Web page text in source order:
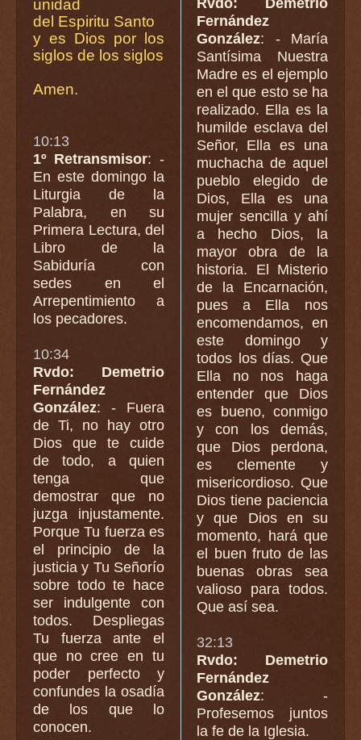
unidad
del Espiritu Santo
y es Dios por los
siglos de los siglos
Amen.
10:13
1º Retransmisor: -
En este domingo la
Liturgia de la
Palabra, en su
Primera Lectura, del
Libro de la
Sabiduría con
sedes en el
Arrepentimiento a
los pecadores.
10:34
Rvdo: Demetrio
Fernández
González: - Fuera
de Ti, no hay otro
Dios que te cuide
de todo, a quien
tenga que
demostrar que no
juzga injustamente.
Porque Tu fuerza es
el principio de la
justicia y Tu Señorío
sobre todo te hace
ser indulgente con
todos. Despliegas
Tu fuerza ante el
que no cree en tu
poder perfecto y
confundes la osadía
de los que lo
conocen.
Fernández
González: - María
Santísima Nuestra
Madre es el ejemplo
en el que esto se ha
realizado. Ella es la
humilde esclava del
Señor, Ella es una
muchacha de aquel
pueblo elegido de
Dios, Ella es una
mujer sencilla y ahí
a hecho Dios, la
mayor obra de la
historia. El Misterio
de la Encarnación,
pues a Ella nos
encomendamos, en
este domingo y
todos los días. Que
Ella no nos haga
entender que Dios
es bueno, conmigo
y con los demás,
que Dios perdona,
es clemente y
misericordioso. Que
Dios tiene paciencia
y que Dios en su
momento, hará que
el buen fruto de las
buenas obras sea
valioso para todos.
Que así sea.
32:13
Rvdo: Demetrio
Fernández
González: -
Profesemos juntos
la fe de la Iglesia.